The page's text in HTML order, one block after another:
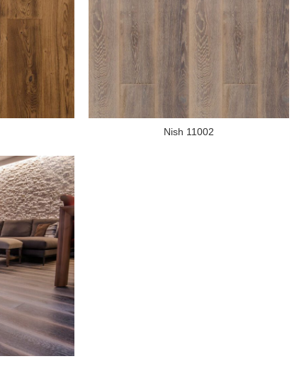
Nish 11002